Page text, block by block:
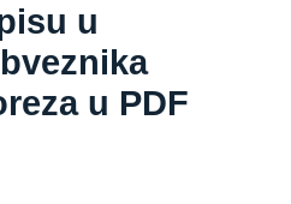
u
u PDF